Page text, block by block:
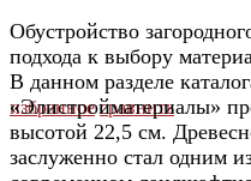
избранное сравнить
Обустройство
подхода к выбору
В данном разделе
«Элистройматериалы»
высотой 22,5 см.
заслуженно стал одним